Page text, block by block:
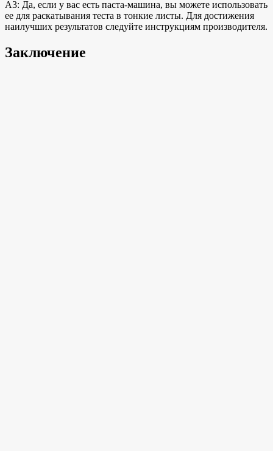
A3: Да, если у вас есть паста-машина, вы можете использовать
ее для раскатывания теста в тонкие листы. Для достижения
наилучших результатов следуйте инструкциям производителя.
Заключение